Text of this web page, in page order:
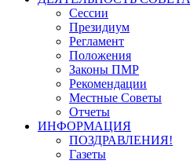
Сессии
Президиум
Регламент
Положения
Законы ПМР
Рекомендации
Местные Советы
Отчеты
ИНФОРМАЦИЯ
ПОЗДРАВЛЕНИЯ!
Газеты